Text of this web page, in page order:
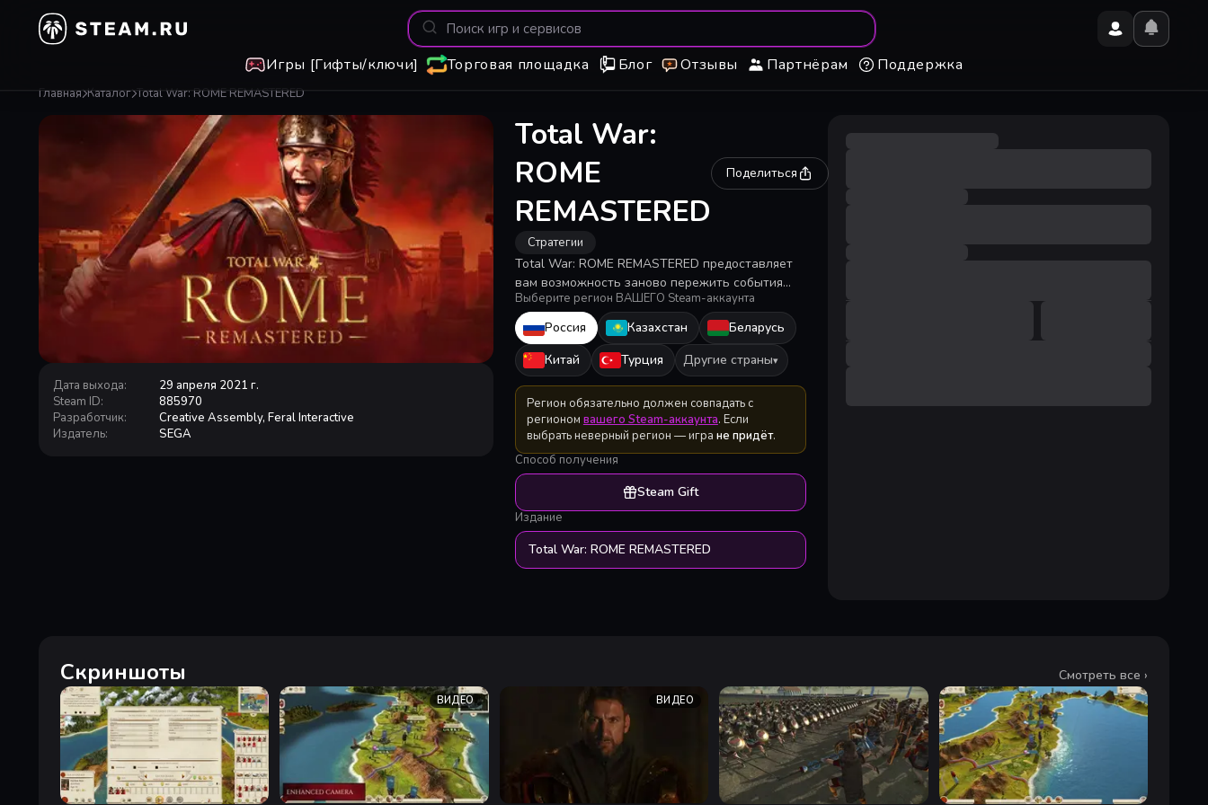
Игры [Гифты/ключи] Торговая площадка Блог Отзывы Партнёрам Поддержка
Главная Каталог Total War: ROME REMASTERED
Дата выхода:
29 апреля 2021 г.
Steam ID:
885970
Разработчик:
Creative Assembly, Feral Interactive
Издатель: SEGA
Total War:
ROME
REMASTERED
Поделиться
Стратегии
Total War: ROME REMASTERED предоставляет
вам возможность заново пережить события
одной из частей знаменитой серии
стратегических игр. Это ставшая классикой
игра в разрешении 4К с множеством улучшений
графики и игрового процесса.
Выберите регион ВАШЕГО Steam-аккаунта
Россия Казахстан
Беларусь
Китай
Турция Другие страны▾
Регион обязательно должен совпадать с
регионом вашего Steam-аккаунта. Если
выбрать неверный регион — игра не придёт.
Способ получения
Steam Gift
Издание
Total War: ROME REMASTERED
Скриншоты Смотреть все ›
ВИДЕО ВИДЕО